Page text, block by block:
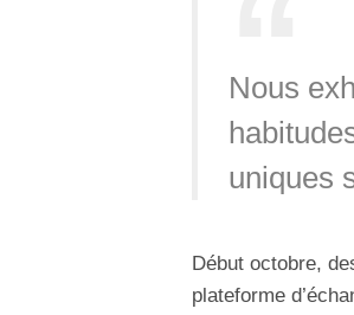
Nous
uniques
Début octobre,
plateforme